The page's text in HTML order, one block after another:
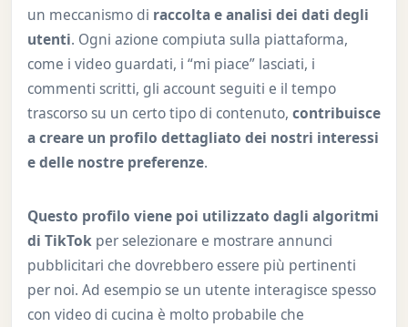
un meccanismo di raccolta e analisi dei dati degli
utenti. Ogni azione compiuta sulla piattaforma,
come i video guardati, i “mi piace” lasciati, i
commenti scritti, gli account seguiti e il tempo
trascorso su un certo tipo di contenuto, contribuisce
a creare un profilo dettagliato dei nostri interessi
e delle nostre preferenze.
Questo profilo viene poi utilizzato dagli algoritmi
di TikTok per selezionare e mostrare annunci
pubblicitari che dovrebbero essere più pertinenti
per noi. Ad esempio se un utente interagisce spesso
con video di cucina è molto probabile che